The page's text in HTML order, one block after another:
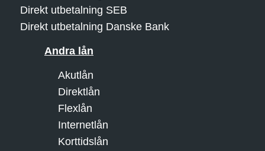
Direkt utbetalning SEB
Direkt utbetalning Danske Bank
Andra lån
Akutlån
Direktlån
Flexlån
Internetlån
Korttidslån